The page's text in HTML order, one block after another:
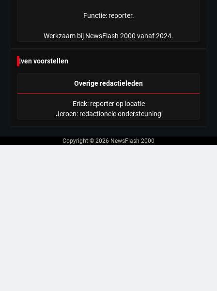
Functie: reporter.
Werkzaam bij NewsFlash 2000 vanaf 2024.
Even voorstellen
Overige redactieleden
Erick: reporter op locatie
Jeroen: redactionele ondersteuning
Copyright © 2026 NewsFlash 2000